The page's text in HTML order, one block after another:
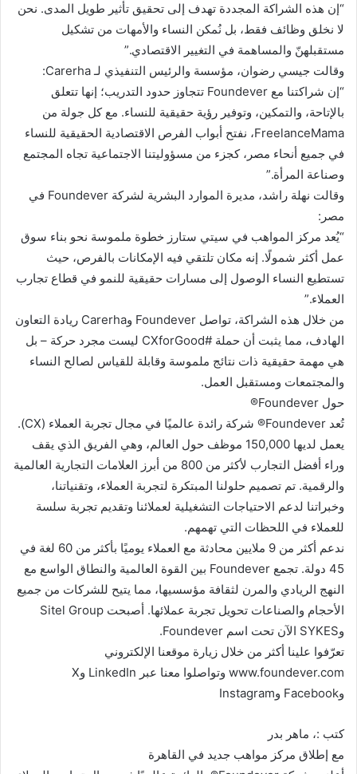
“إن هذه الشراكة المجددة تهدف إلى تحقيق تأثير طويل المدى. نحن
لا نخلق وظائف فقط، بل نُمكن النساء والأمهات من تشكيل
مستقبلهنّ والمساهمة في التغيير الاقتصادي.”
وقالت جيسي رضوان، مؤسسة والرئيس التنفيذي لـ Carerha:
“إن شراكتنا مع Foundever تتجاوز حدود التدريب؛ إنها تتعلق
بالإتاحة، والتمكين، وتوفير رؤية حقيقية للنساء. مع كل جولة من
FreelanceMama، نفتح أبواب الفرص الاقتصادية الحقيقية للنساء
في جميع أنحاء مصر، كجزء من مسؤوليتنا الاجتماعية تجاه المجتمع
وصناعة المرأة.”
وقالت نهلة راشد، مديرة الموارد البشرية لشركة Foundever في
مصر:
“يُعد مركز المواهب في سيتي ستارز خطوة ملموسة نحو بناء سوق
عمل أكثر شمولًا. إنه مكان تلتقي فيه الإمكانات بالفرص، حيث
تستطيع النساء الوصول إلى مسارات حقيقية للنمو في قطاع تجارب
العملاء.”
من خلال هذه الشراكة، تواصل Foundever وCarerha ريادة التعاون
الهادف، مما يثبت أن حملة #CXforGood ليست مجرد حركة – بل
هي مهمة حقيقية ذات نتائج ملموسة وقابلة للقياس لصالح النساء
والمجتمعات ومستقبل العمل.
حول Foundever®
تُعد Foundever® شركة رائدة عالميًا في مجال تجربة العملاء (CX).
يعمل لديها 150,000 موظف حول العالم، وهي الفريق الذي يقف
وراء أفضل التجارب لأكثر من 800 من أبرز العلامات التجارية العالمية
والرقمية. تم تصميم حلولنا المبتكرة لتجربة العملاء، وتقنياتنا،
وخبراتنا لدعم الاحتياجات التشغيلية لعملائنا وتقديم تجربة سلسة
للعملاء في اللحظات التي تهمهم.
ندعم أكثر من 9 ملايين محادثة مع العملاء يوميًا بأكثر من 60 لغة في
45 دولة. تجمع Foundever بين القوة العالمية والنطاق الواسع مع
النهج الريادي والمرن لثقافة مؤسسيها، مما يتيح للشركات من جميع
الأحجام والصناعات تحويل تجربة عملائها. أصبحت Sitel Group
وSYKES الآن تحت اسم Foundever.
تعرّفوا علينا أكثر من خلال زيارة موقعنا الإلكتروني
www.foundever.com وتواصلوا معنا عبر LinkedIn وX
وFacebook وInstagram
كتب :، ماهر بدر
مع إطلاق مركز مواهب جديد في القاهرة